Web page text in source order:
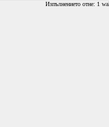
Изпълнението отне: 1